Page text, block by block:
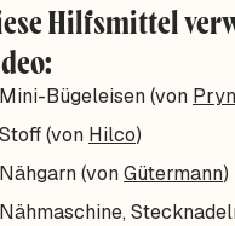
Hilfsmittel
Mini-Bügeleisen (von
Stoff (von Hilco)
Nähgarn (vonGütermann)
Nähmaschine,